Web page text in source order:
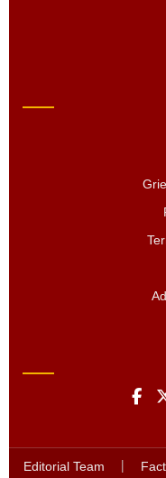
Editorial Team